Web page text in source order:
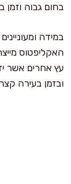
בחום גבוה וזמן
במידה
האקליפטוס
עץ אחרים אשר
ובזמן בעירה